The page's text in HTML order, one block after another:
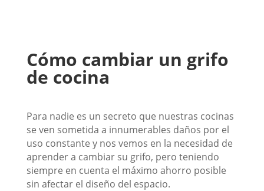
Cómo cambiar un grifo
de cocina
Para nadie es un secreto que nuestras cocinas
se ven sometida a innumerables daños por el
uso constante y nos vemos en la necesidad de
aprender a cambiar su grifo, pero teniendo
siempre en cuenta el máximo ahorro posible
sin afectar el diseño del espacio.